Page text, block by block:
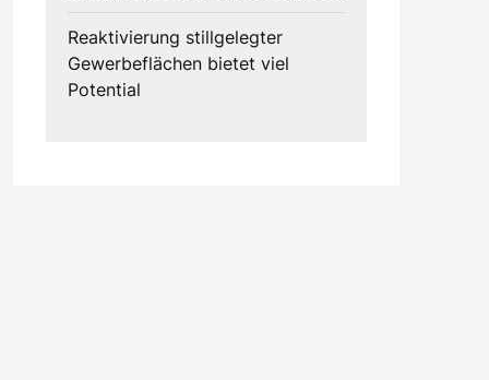
Reaktivierung stillgelegter
Gewerbeflächen bietet viel
Potential